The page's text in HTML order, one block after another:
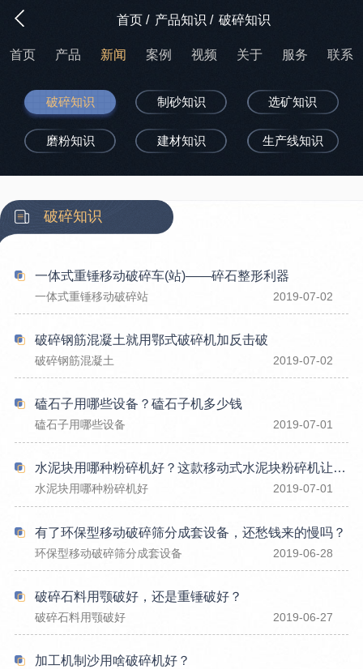
首页/ 产品知识 / 破碎知识
首页 产品 新闻 案例 视频 关于 服务 联系
破碎知识 制砂知识 选矿知识
磨粉知识 建材知识 生产线知识
破碎知识
一体式重锤移动破碎车(站)——碎石整形利器
一体式重锤移动破碎站 2019-07-02
破碎钢筋混凝土就用鄂式破碎机加反击破
破碎钢筋混凝土 2019-07-02
磕石子用哪些设备？磕石子机多少钱
磕石子用哪些设备 2019-07-01
水泥块用哪种粉碎机好？这款移动式水泥块粉碎机让您倍感轻松
水泥块用哪种粉碎机好 2019-07-01
有了环保型移动破碎筛分成套设备，还愁钱来的慢吗？
环保型移动破碎筛分成套设备 2019-06-28
破碎石料用颚破好，还是重锤破好？
破碎石料用颚破好 2019-06-27
加工机制沙用啥破碎机好？